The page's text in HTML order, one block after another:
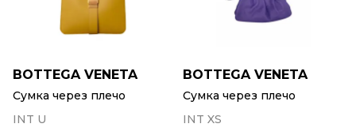
BOTTEGA VENETA
Сумка через плечо
INT U
BOTTEGA VENETA
Сумка через плечо
INT XS